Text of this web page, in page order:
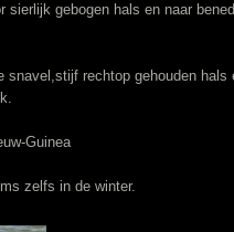
sierlijk gebogen hals en naar
rechtop gehouden hals
Guinea
zelfs in de winter.